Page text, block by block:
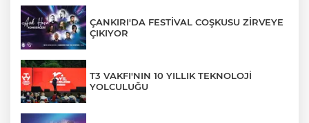
ÇANKIRI'DA FESTİVAL COŞKUSU ZİRVEYE
ÇIKIYOR
T3 VAKFI'NIN 10 YILLIK TEKNOLOJİ
YOLCULUĞU